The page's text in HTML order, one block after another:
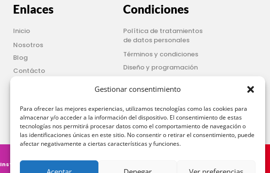
Gestionar consentimiento
Para ofrecer las mejores experiencias, utilizamos tecnologías como las cookies para
almacenar y/o acceder a la información del dispositivo. El consentimiento de estas
tecnologías nos permitirá procesar datos como el comportamiento de navegación o
las identificaciones únicas en este sitio. No consentir o retirar el consentimiento, puede
afectar negativamente a ciertas características y funciones.
Enlaces
Inicio
Nosotros
Blog
Contácto
Condiciones
Política de tratamientos
de datos personales
Términos y condiciones
Diseño y programación
Activar música
Instagram Follow On